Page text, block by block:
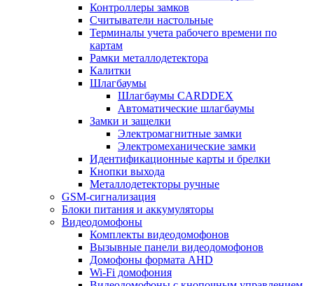
Контроллеры замков
Считыватели настольные
Терминалы учета рабочего времени по
картам
Рамки металлодетектора
Калитки
Шлагбаумы
Шлагбаумы CARDDEX
Автоматические шлагбаумы
Замки и защелки
Электромагнитные замки
Электромеханические замки
Идентификационные карты и брелки
Кнопки выхода
Металлодетекторы ручные
GSM-сигнализация
Блоки питания и аккумуляторы
Видеодомофоны
Комплекты видеодомофонов
Вызывные панели видеодомофонов
Домофоны формата AHD
Wi-Fi домофония